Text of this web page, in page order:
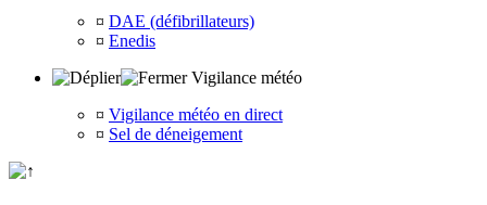
¤ DAE (défibrillateurs)
¤ Enedis
Vigilance météo
¤ Vigilance météo en direct
¤ Sel de déneigement